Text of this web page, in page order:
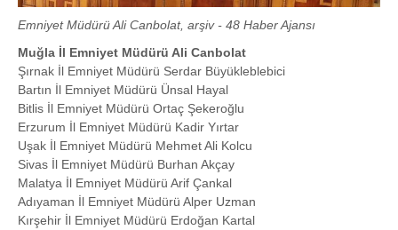
Emniyet Müdürü Ali Canbolat, arşiv - 48 Haber Ajansı
Muğla İl Emniyet Müdürü Ali Canbolat
Şırnak İl Emniyet Müdürü Serdar Büyükleblebici
Bartın İl Emniyet Müdürü Ünsal Hayal
Bitlis İl Emniyet Müdürü Ortaç Şekeroğlu
Erzurum İl Emniyet Müdürü Kadir Yırtar
Uşak İl Emniyet Müdürü Mehmet Ali Kolcu
Sivas İl Emniyet Müdürü Burhan Akçay
Malatya İl Emniyet Müdürü Arif Çankal
Adıyaman İl Emniyet Müdürü Alper Uzman
Kırşehir İl Emniyet Müdürü Erdoğan Kartal